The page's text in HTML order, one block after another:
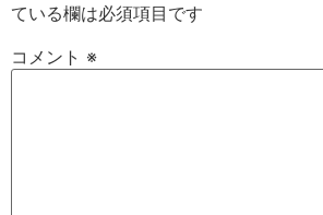
ている欄は必須項目です
コメント ※